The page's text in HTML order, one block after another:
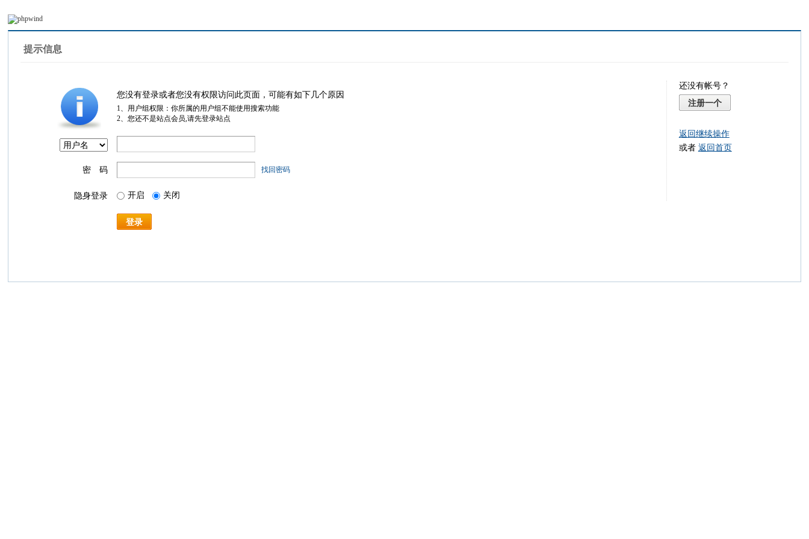
提示信息
您没有登录或者您没有权限访问此页面，可能有如下几个原因
1、用户组权限：你所属的用户组不能使用搜索功能
2、您还不是站点会员,请先登录站点
密 码 找回密码
隐身登录 开启 关闭
登录
还没有帐号？
注册一个
返回继续操作
或者 返回首页